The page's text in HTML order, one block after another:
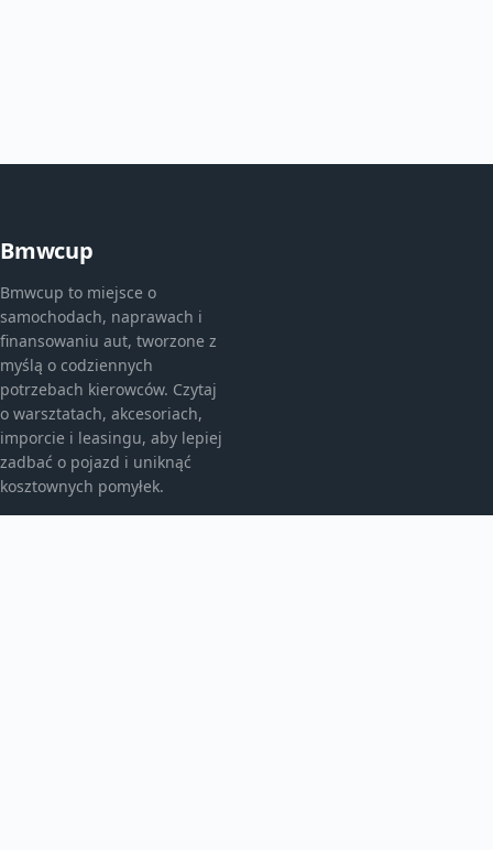
Bmwcup
Bmwcup to miejsce o
samochodach, naprawach i
finansowaniu aut, tworzone z
myślą o codziennych
potrzebach kierowców. Czytaj
o warsztatach, akcesoriach,
imporcie i leasingu, aby lepiej
zadbać o pojazd i uniknąć
kosztownych pomyłek.